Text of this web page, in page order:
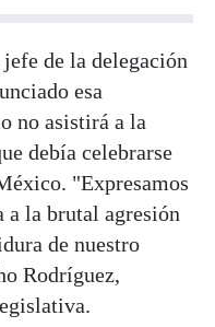
de la delegación
esa
no asistirá a la
debía celebrarse
"Expresamos
a la brutal agresión
de nuestro
Rodríguez,